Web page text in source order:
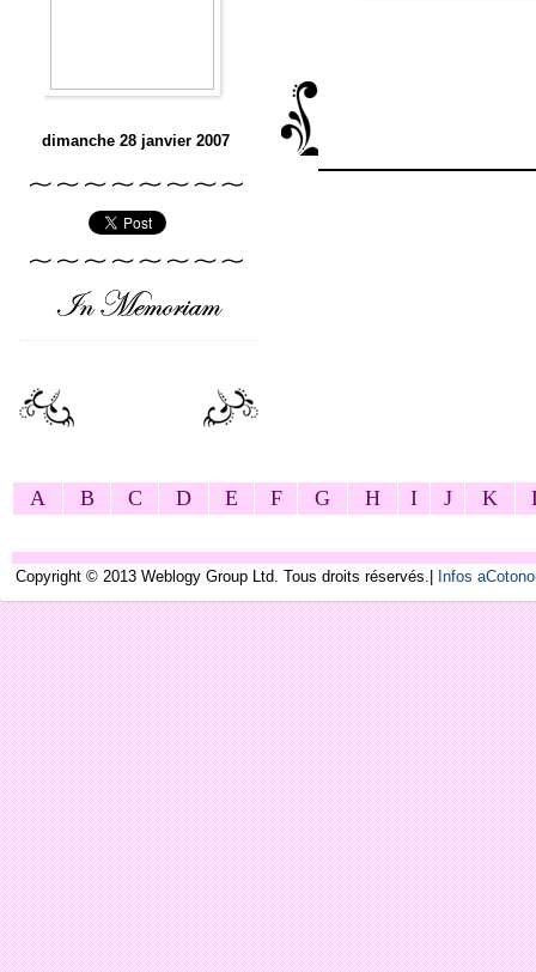
dimanche 28 janvier 2007
A B C D E F G H I J K
Copyright © 2013 Weblogy Group Ltd. Tous droits réservés.| Infos